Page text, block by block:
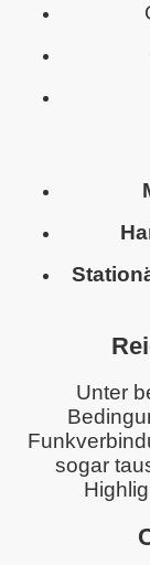
Unter
sogar